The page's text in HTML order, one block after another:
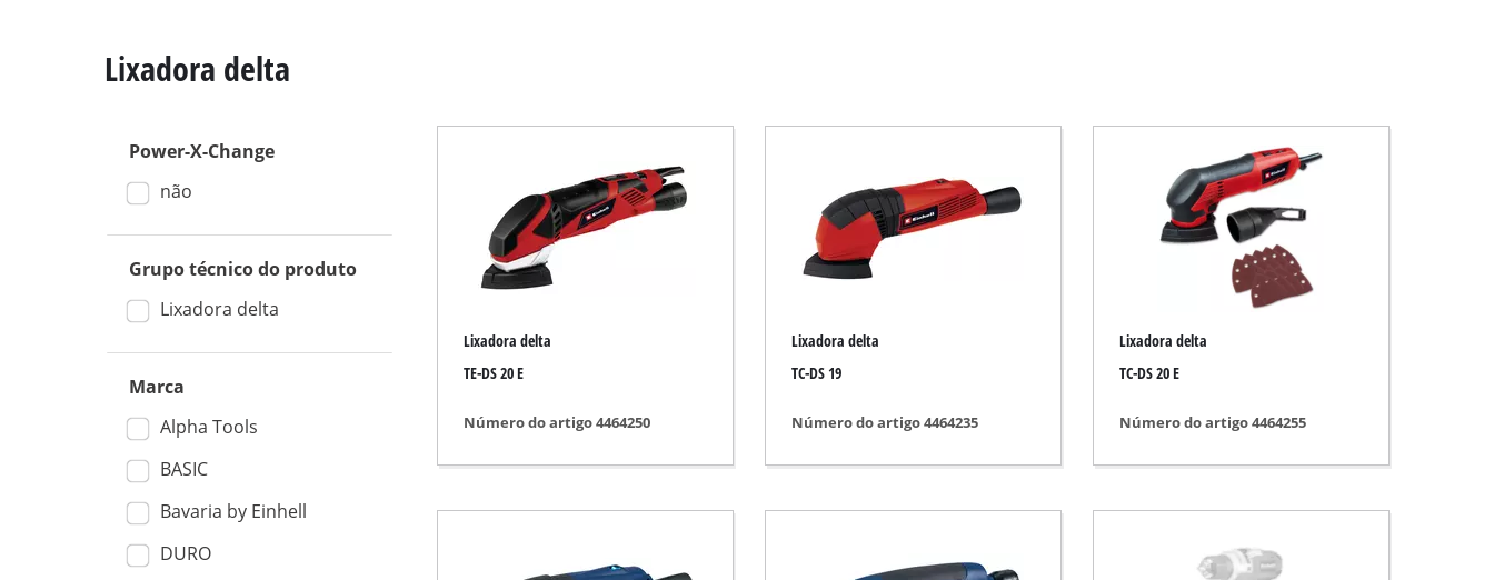
Sierras circulares de mano
Serra tico-tico
Serra de recortar
Corta-sebes a bateria
Corta-sebes a gasolina
Aparador de sebes telescópico
Bomba de jardim
Bombas de águas residuais
Lixadora delta
Power-X-Change
não
Grupo técnico do produto
Lixadora delta
Marca
Alpha Tools
BASIC
Bavaria by Einhell
DURO
Lixadora delta
TE-DS 20 E
Número do artigo 4464250
Lixadora delta
TC-DS 19
Número do artigo 4464235
Lixadora delta
TC-DS 20 E
Número do artigo 4464255